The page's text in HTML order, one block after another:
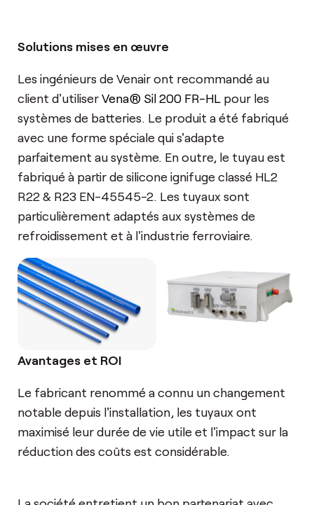
Solutions mises en œuvre
Les ingénieurs de Venair ont recommandé au
client d'utiliserVena® Sil 200 FR-HL pour les
systèmes de batteries. Le produit a été fabriqué
avec une forme spéciale qui s'adapte
parfaitement au système. En outre, le tuyau est
fabriqué à partir de silicone ignifuge classé HL2
R22 & R23 EN-45545-2. Les tuyaux sont
particulièrement adaptés aux systèmes de
refroidissement et à l'industrie ferroviaire.
Avantages et ROI
Le fabricant renommé a connu un changement
notable depuis l'installation, les tuyaux ont
maximisé leur durée de vie utile et l'impact sur la
réduction des coûts est considérable.